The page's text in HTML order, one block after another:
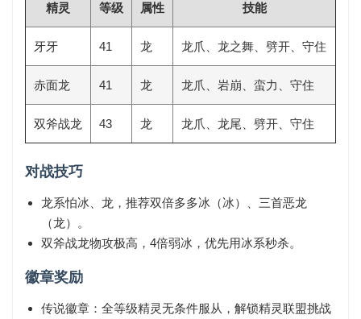
精灵 等级 属性 技能
牙牙 41 龙 龙爪、龙之舞、劈开、守住
赤面龙 41 龙 龙爪、岩崩、蛮力、守住
双斧战龙 43 龙 龙爪、龙尾、劈开、守住
对战技巧
龙系怕冰、龙 ，推荐双倍多多冰（冰）、三首恶龙
（龙）。
双斧战龙物攻极高，4倍弱冰，优先用冰系秒杀。
徽章奖励
传说徽章 ：全等级精灵无条件服从，解锁精灵联盟挑战